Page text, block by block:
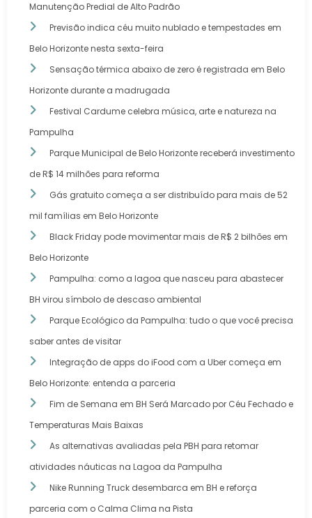
Manutenção Predial de Alto Padrão
Previsão indica céu muito nublado e tempestades em
Belo Horizonte nesta sexta-feira
Sensação térmica abaixo de zero é registrada em Belo
Horizonte durante a madrugada
Festival Cardume celebra música, arte e natureza na
Pampulha
Parque Municipal de Belo Horizonte receberá investimento
de R$ 14 milhões para reforma
Gás gratuito começa a ser distribuído para mais de 52
mil famílias em Belo Horizonte
Black Friday pode movimentar mais de R$ 2 bilhões em
Belo Horizonte
Pampulha: como a lagoa que nasceu para abastecer
BH virou símbolo de descaso ambiental
Parque Ecológico da Pampulha: tudo o que você precisa
saber antes de visitar
Integração de apps do iFood com a Uber começa em
Belo Horizonte: entenda a parceria
Fim de Semana em BH Será Marcado por Céu Fechado e
Temperaturas Mais Baixas
As alternativas avaliadas pela PBH para retomar
atividades náuticas na Lagoa da Pampulha
Nike Running Truck desembarca em BH e reforça
parceria com o Calma Clima na Pista